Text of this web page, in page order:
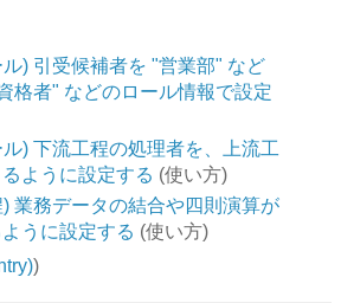
) 引受候補者を "営業部" など
格者" などのロール情報で設定
) 下流工程の処理者を、上流工
ように設定する (使い方)
業務データの結合や四則演算が
うに設定する (使い方)
)